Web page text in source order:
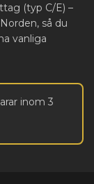
(typ C/E) –
så du
vanliga
inom 3